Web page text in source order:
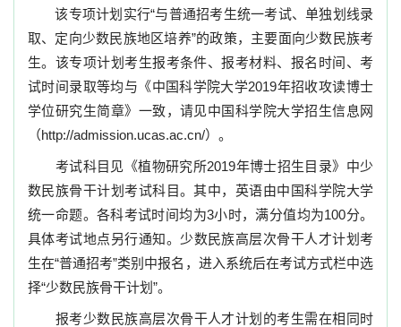
该专项计划实行“与普通招考生统一考试、单独划线录
取、定向少数民族地区培养”的政策，主要面向少数民族考
生。该专项计划考生报考条件、报考材料、报名时间、考
试时间录取等均与《中国科学院大学2019年招收攻读博士
学位研究生简章》一致，请见中国科学院大学招生信息网
（http://admission.ucas.ac.cn/）。
考试科目见《植物研究所2019年博士招生目录》中少
数民族骨干计划考试科目。其中，英语由中国科学院大学
统一命题。各科考试时间均为3小时，满分值均为100分。
具体考试地点另行通知。 少数民族高层次骨干人才计划考
生在“普通招考”类别中报名，进入系统后在考试方式栏中选
择“少数民族骨干计划 ”。
报考少数民族高层次骨干人才计划的考生需在相同时